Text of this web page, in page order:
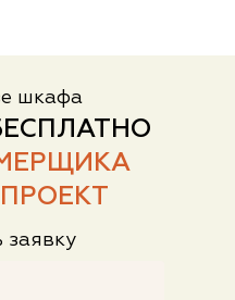
шкафа
заявку